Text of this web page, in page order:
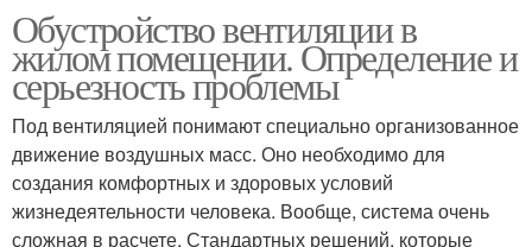
Обустройство вентиляции в
жилом помещении. Определение и
серьезность проблемы
Под вентиляцией понимают специально организованное
движение воздушных масс. Оно необходимо для
создания комфортных и здоровых условий
жизнедеятельности человека. Вообще, система очень
сложная в расчете. Стандартных решений, которые